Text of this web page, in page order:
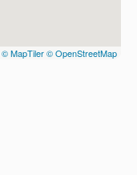
© MapTiler© OpenStreetMap